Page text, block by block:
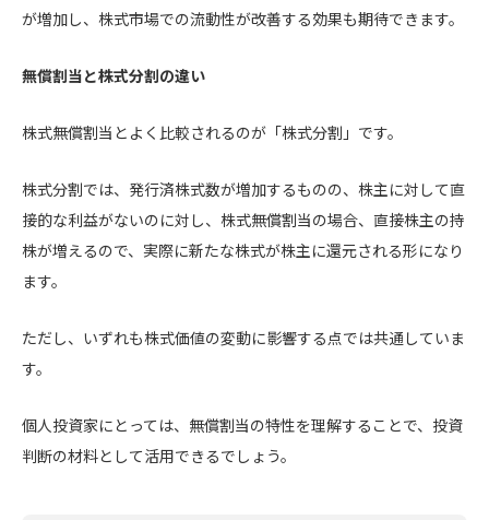
が増加し、株式市場での流動性が改善する効果も期待できます。
無償割当と株式分割の違い
株式無償割当とよく比較されるのが「株式分割」です。
株式分割では、発行済株式数が増加するものの、株主に対して直
接的な利益がないのに対し、株式無償割当の場合、直接株主の持
株が増えるので、実際に新たな株式が株主に還元される形になり
ます。
ただし、いずれも株式価値の変動に影響する点では共通していま
す。
個人投資家にとっては、無償割当の特性を理解することで、投資
判断の材料として活用できるでしょう。